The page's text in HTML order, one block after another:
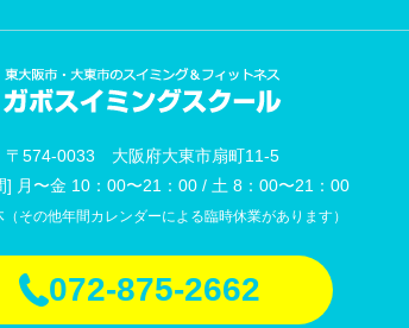
〒574-0033 大阪府大東市扇町11-5
] 月〜金 10：00〜21：00 / 土 8：00〜21：00
（その他年間カレンダーによる臨時休業があります）
072-875-2662